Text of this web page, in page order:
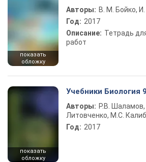
показать
обложку
Авторы: В. М. Бойко,
Год: 2017
Описание: Тетрадь
работ
показать
обложку
Учебники Биология
Авторы: Р.В. Шаламов,
Литовченко, М.С.
Год: 2017